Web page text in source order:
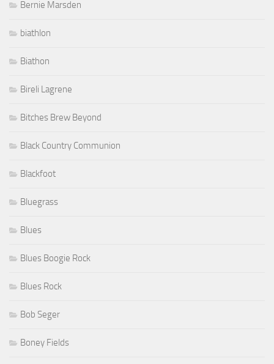
Bernie Marsden
biathlon
Biathon
Bireli Lagrene
Bitches Brew Beyond
Black Country Communion
Blackfoot
Bluegrass
Blues
Blues Boogie Rock
Blues Rock
Bob Seger
Boney Fields